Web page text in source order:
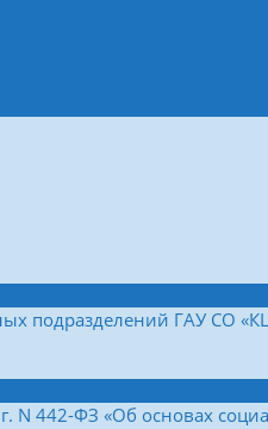
подразделений ГАУ СО
N 442-ФЗ «Об основах